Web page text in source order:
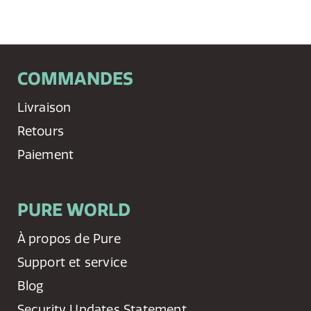
COMMANDES
Livraison
Retours
Paiement
PURE WORLD
À propos de Pure
Support et service
Blog